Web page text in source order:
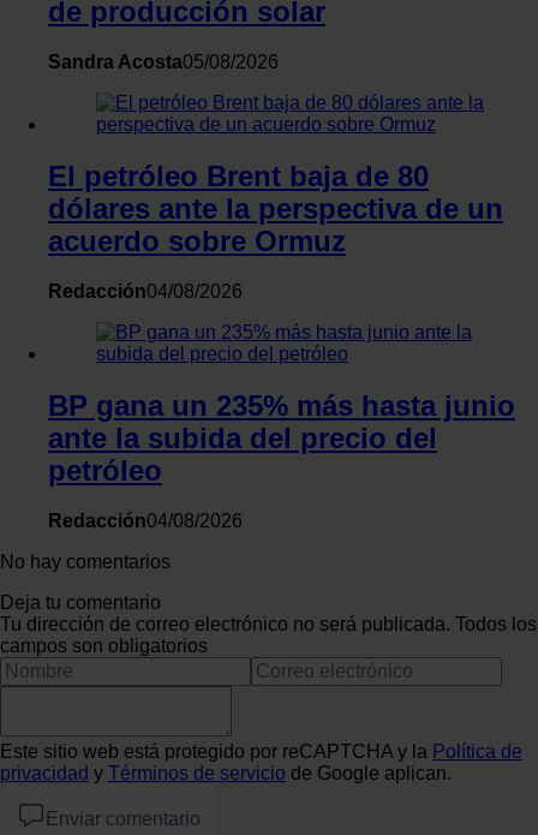
de producción solar
Sandra Acosta05/08/2026
El petróleo Brent baja de 80
dólares ante la perspectiva de un
acuerdo sobre Ormuz
Redacción04/08/2026
BP gana un 235% más hasta junio
ante la subida del precio del
petróleo
Redacción04/08/2026
No hay comentarios
Deja tu comentario
Tu dirección de correo electrónico no será publicada. Todos los
campos son obligatorios
Este sitio web está protegido por reCAPTCHA y la Política de
privacidad y Términos de servicio de Google aplican.
Enviar comentario